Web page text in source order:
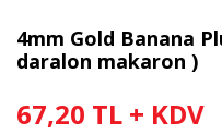
4mm Gold Banana
daralon makaron )
67,20 TL + KDV